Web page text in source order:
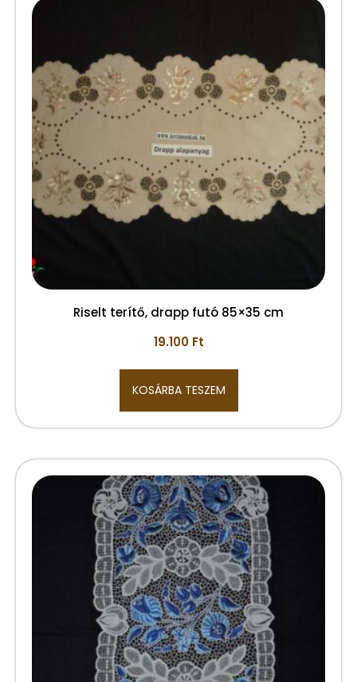
Riselt terítő, drapp futó 85×35 cm
19.100 Ft
KOSÁRBA TESZEM